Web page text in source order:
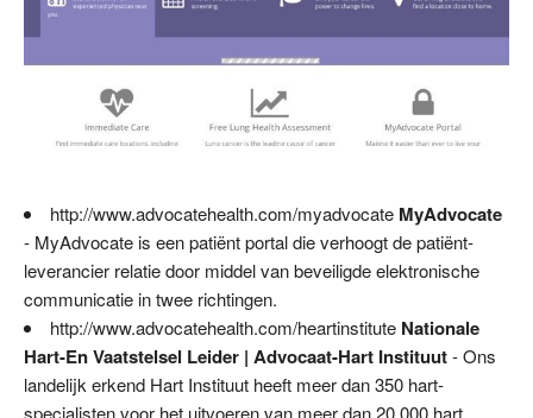
http://www.advocatehealth.com/myadvocate MyAdvocate
- MyAdvocate is een patiënt portal die verhoogt de patiënt-
leverancier relatie door middel van beveiligde elektronische
communicatie in twee richtingen.
http://www.advocatehealth.com/heartinstitute Nationale
Hart-En Vaatstelsel Leider | Advocaat-Hart Instituut- Ons
landelijk erkend Hart Instituut heeft meer dan 350 hart-
specialisten voor het uitvoeren van meer dan 20.000 hart